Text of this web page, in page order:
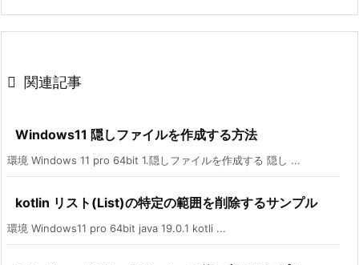
 関連記事
Windows11 隠しファイルを作成する方法
環境 Windows 11 pro 64bit 1.隠しファイルを作成する 隠し ...
kotlin リスト(List)の特定の範囲を削除するサンプル
環境 Windows11 pro 64bit java 19.0.1 kotli ...